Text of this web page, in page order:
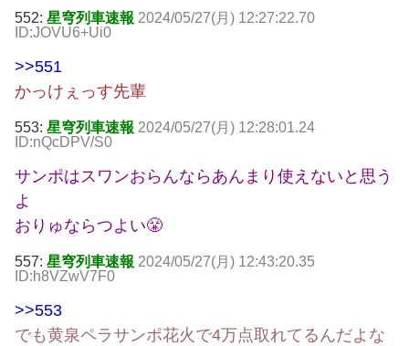
552: 星穹列車速報 2024/05/27(月) 12:27:22.70
ID:JOVU6+Ui0
>>551
かっけぇっす先輩
553: 星穹列車速報 2024/05/27(月) 12:28:01.24
ID:nQcDPV/S0
サンポはスワンおらんならあんまり使えないと思う
よ
おりゅならつよい😤
557: 星穹列車速報 2024/05/27(月) 12:43:20.35
ID:h8VZwV7F0
>>553
でも黄泉ペラサンポ花火で4万点取れてるんだよな